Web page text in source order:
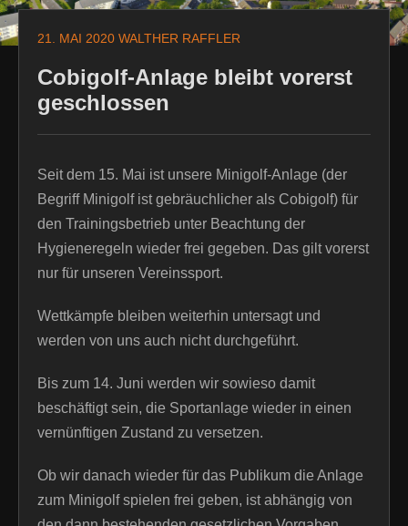
21. MAI 2020 WALTHER RAFFLER
Cobigolf-Anlage bleibt vorerst
geschlossen
Seit dem 15. Mai ist unsere Minigolf-Anlage (der
Begriff Minigolf ist gebräuchlicher als Cobigolf) für
den Trainingsbetrieb unter Beachtung der
Hygieneregeln wieder frei gegeben. Das gilt vorerst
nur für unseren Vereinssport.
Wettkämpfe bleiben weiterhin untersagt und
werden von uns auch nicht durchgeführt.
Bis zum 14. Juni werden wir sowieso damit
beschäftigt sein, die Sportanlage wieder in einen
vernünftigen Zustand zu versetzen.
Ob wir danach wieder für das Publikum die Anlage
zum Minigolf spielen frei geben, ist abhängig von